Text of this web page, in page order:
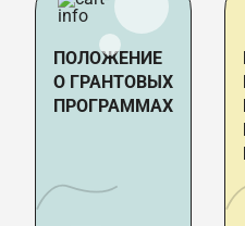
ПОЛОЖЕНИЕ
О ГРАНТОВЫХ
ПРОГРАММАХ